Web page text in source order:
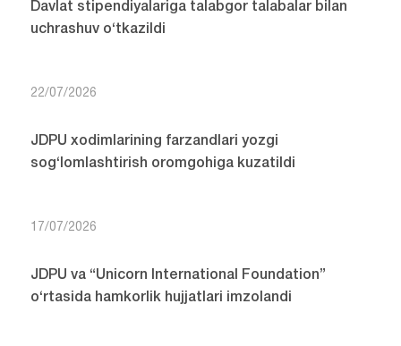
Davlat stipendiyalariga talabgor talabalar bilan
uchrashuv o‘tkazildi
22/07/2026
JDPU xodimlarining farzandlari yozgi
sog‘lomlashtirish oromgohiga kuzatildi
17/07/2026
JDPU va “Unicorn International Foundation”
o‘rtasida hamkorlik hujjatlari imzolandi